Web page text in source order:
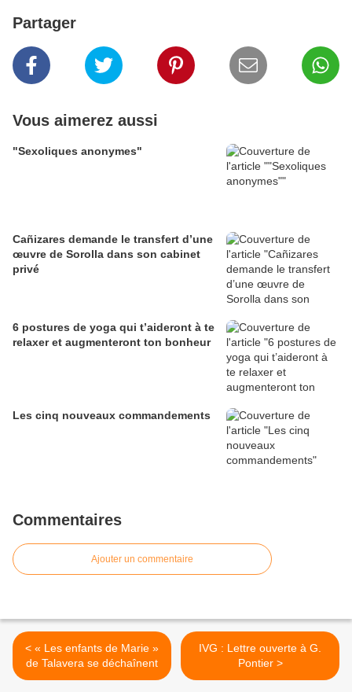
Partager
Vous aimerez aussi
"Sexoliques anonymes"
Cañizares demande le transfert d’une
œuvre de Sorolla dans son cabinet
privé
6 postures de yoga qui t’aideront à te
relaxer et augmenteront ton bonheur
Les cinq nouveaux commandements
Commentaires
Ajouter un commentaire
< « Les enfants de Marie »
de Talavera se déchaînent
IVG : Lettre ouverte à G.
Pontier >